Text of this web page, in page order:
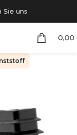
Sie uns
0,00